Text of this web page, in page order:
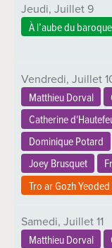
Jeudi, Juillet 9
À l’aube du
Vendredi, Juillet
Matthieu Dorval
Catherine
Dominique Potard
Joey Brusquet
Tro ar Gozh
Samedi, Juillet11
Matthieu Dorval